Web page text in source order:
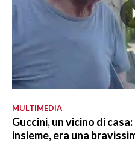
MULTIMEDIA
Guccini, un vicino di
insieme, era una